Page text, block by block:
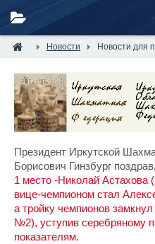
Новости Новости для
Президент Иркутской
Борисович Гинзбург
1 место -Николай Астахова
вице-чемпионом стал
а тройку чемпионов
№2), уступив серебряному
показателям.